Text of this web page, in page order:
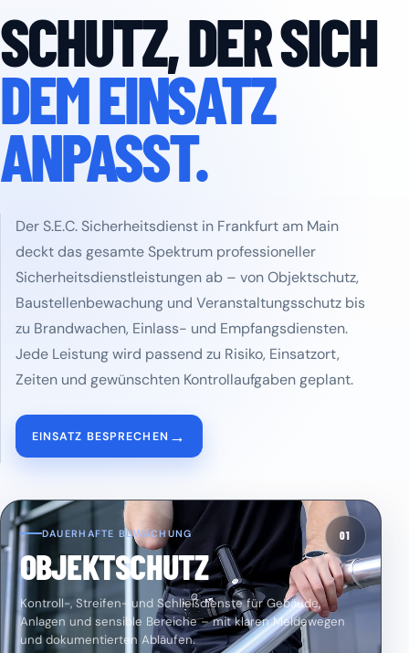
SCHUTZ, DER SICH
DEM EINSATZ
ANPASST.
Der S.E.C. Sicherheitsdienst in Frankfurt am Main
deckt das gesamte Spektrum professioneller
Sicherheitsdienstleistungen ab – von Objektschutz,
Baustellenbewachung und Veranstaltungsschutz bis
zu Brandwachen, Einlass- und Empfangsdiensten.
Jede Leistung wird passend zu Risiko, Einsatzort,
Zeiten und gewünschten Kontrollaufgaben geplant.
EINSATZ BESPRECHEN →
01
DAUERHAFTE BEWACHUNG
OBJEKTSCHUTZ
Kontroll-, Streifen- und Schließdienste für Gebäude,
Anlagen und sensible Bereiche – mit klaren Meldewegen
und dokumentierten Abläufen.